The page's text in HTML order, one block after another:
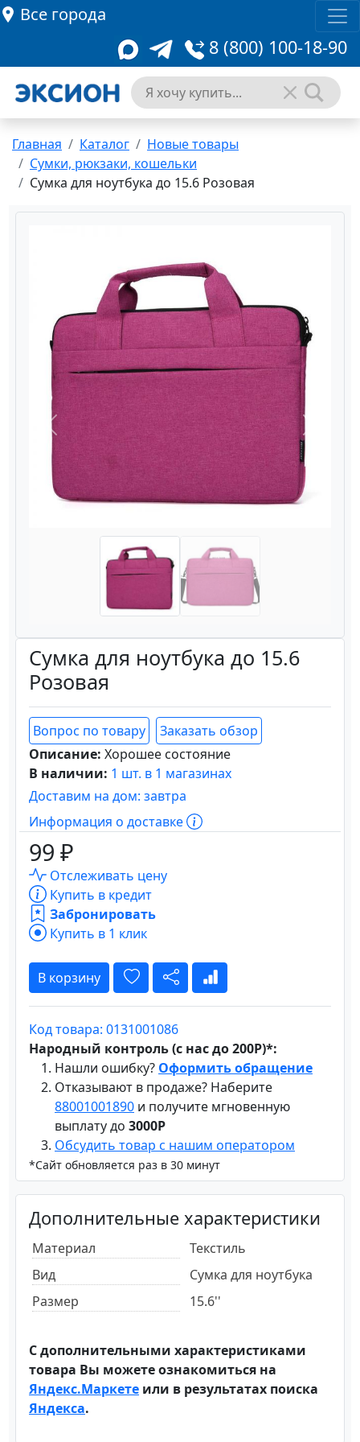
Все города
8 (800) 100-18-90
Главная Каталог
Новые товары
Сумки, рюкзаки, кошельки
Сумка для ноутбука до 15.6 Розовая
Назад
Сумка для ноутбука до 15.6
Розовая
Вопрос по товару
Заказать обзор
Описание: Хорошее состояние
В наличии: 1 шт. в 1 магазинах
Доставим на дом: завтра
Информация о доставке
99 ₽
Отслеживать цену
Купить в кредит
Забронировать
Купить в 1 клик
В корзину
Код товара: 0131001086
Народный контроль (с нас до 200Р)*:
Нашли ошибку? Оформить обращение
Отказывают в продаже? Наберите
88001001890 и получите мгновенную
выплату до 3000Р
Обсудить товар с нашим оператором
*Сайт обновляется раз в 30 минут
Дополнительные характеристики
Материал
Текстиль
Вид
Сумка для ноутбука
Размер
15.6''
С дополнительными характеристиками
товара Вы можете ознакомиться на
Яндекс.Маркете или в результатах поиска
Яндекса.